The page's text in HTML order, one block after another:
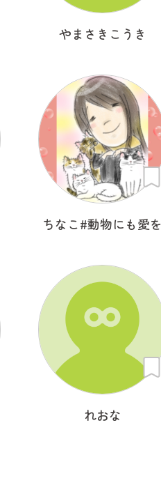
やまさきこうき
ちなこ#動物にも愛を
れおな